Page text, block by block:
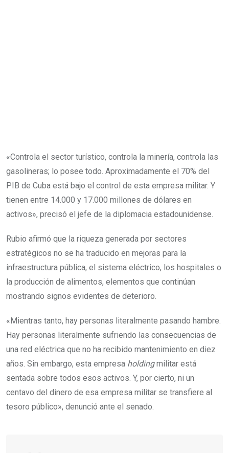
«Controla el sector turístico, controla la minería, controla las
gasolineras; lo posee todo. Aproximadamente el 70% del
PIB de Cuba está bajo el control de esta empresa militar. Y
tienen entre 14.000 y 17.000 millones de dólares en
activos», precisó el jefe de la diplomacia estadounidense.
Rubio afirmó que la riqueza generada por sectores
estratégicos no se ha traducido en mejoras para la
infraestructura pública, el sistema eléctrico, los hospitales o
la producción de alimentos, elementos que continúan
mostrando signos evidentes de deterioro.
«Mientras tanto, hay personas literalmente pasando hambre.
Hay personas literalmente sufriendo las consecuencias de
una red eléctrica que no ha recibido mantenimiento en diez
años. Sin embargo, esta empresa holdingmilitar está
sentada sobre todos esos activos. Y, por cierto, ni un
centavo del dinero de esa empresa militar se transfiere al
tesoro público», denunció ante el senado.